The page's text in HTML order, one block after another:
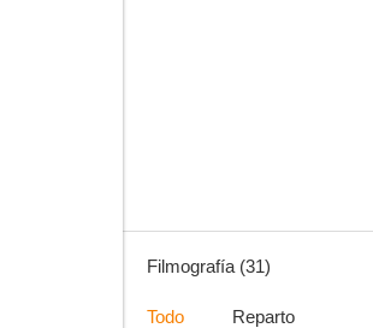
Filmografía (31)
Todo Reparto